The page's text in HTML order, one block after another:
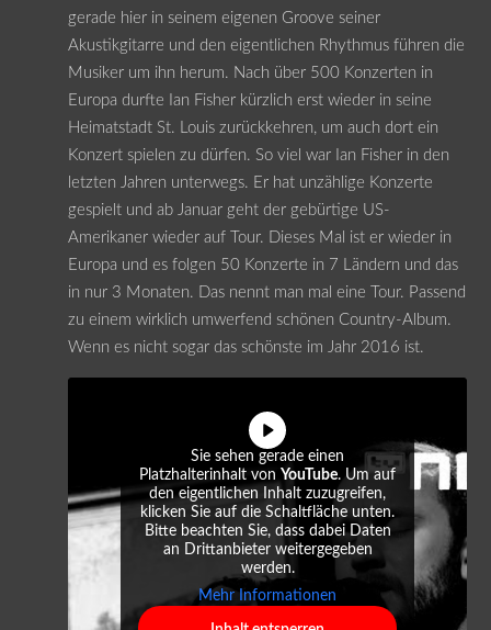
gerade hier in seinem eigenen Groove seiner
Akustikgitarre und den eigentlichen Rhythmus führen die
Musiker um ihn herum. Nach über 500 Konzerten in
Europa durfte Ian Fisher kürzlich erst wieder in seine
Heimatstadt St. Louis zurückkehren, um auch dort ein
Konzert spielen zu dürfen. So viel war Ian Fisher in den
letzten Jahren unterwegs. Er hat unzählige Konzerte
gespielt und ab Januar geht der gebürtige US-
Amerikaner wieder auf Tour. Dieses Mal ist er wieder in
Europa und es folgen 50 Konzerte in 7 Ländern und das
in nur 3 Monaten. Das nennt man mal eine Tour. Passend
zu einem wirklich umwerfend schönen Country-Album.
Wenn es nicht sogar das schönste im Jahr 2016 ist.
Sie sehen gerade einen
Platzhalterinhalt von YouTube. Um auf
den eigentlichen Inhalt zuzugreifen,
klicken Sie auf die Schaltfläche unten.
Bitte beachten Sie, dass dabei Daten
an Drittanbieter weitergegeben
werden.
Mehr Informationen